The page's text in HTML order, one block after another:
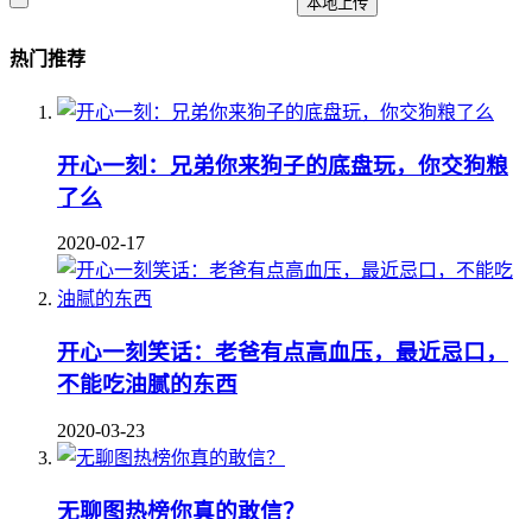
热门推荐
开心一刻：兄弟你来狗子的底盘玩，你交狗粮
了么
2020-02-17
开心一刻笑话：老爸有点高血压，最近忌口，
不能吃油腻的东西
2020-03-23
无聊图热榜你真的敢信？